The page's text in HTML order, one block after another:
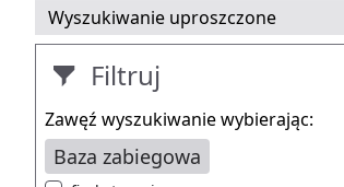
Wyszukiwanie uproszczone
Filtruj
Zawęź wyszukiwanie wybierając:
Baza zabiegowa